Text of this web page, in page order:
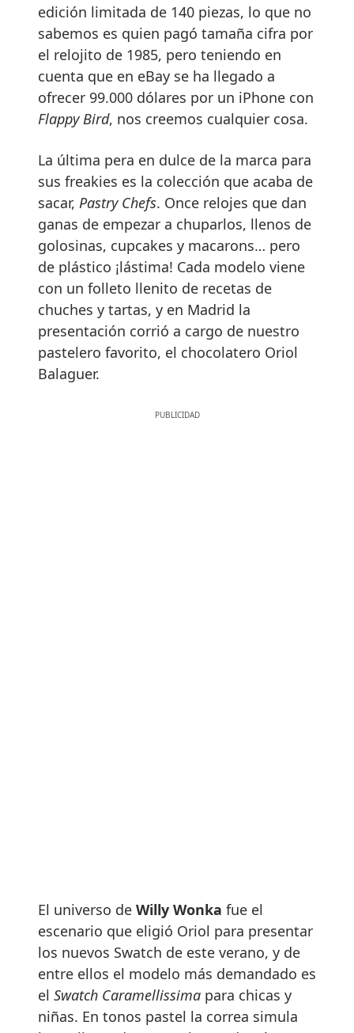
edición limitada de 140 piezas, lo que no
sabemos es quien pagó tamaña cifra por
el relojito de 1985, pero teniendo en
cuenta que en eBay se ha llegado a
ofrecer 99.000 dólares por un iPhone con
Flappy Bird, nos creemos cualquier cosa.
La última pera en dulce de la marca para
sus freakies es la colección que acaba de
sacar, Pastry Chefs. Once relojes que dan
ganas de empezar a chuparlos, llenos de
golosinas, cupcakes y macarons… pero
de plástico ¡lástima! Cada modelo viene
con un folleto llenito de recetas de
chuches y tartas, y en Madrid la
presentación corrió a cargo de nuestro
pastelero favorito, el chocolatero Oriol
Balaguer.
El universo de Willy Wonka fue el
escenario que eligió Oriol para presentar
los nuevos Swatch de este verano, y de
entre ellos el modelo más demandado es
el Swatch Caramellissima para chicas y
niñas. En tonos pastel la correa simula